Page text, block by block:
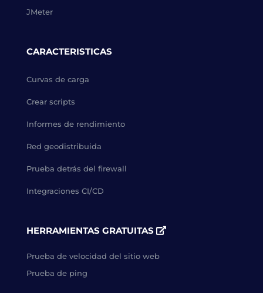
JMeter
CARACTERISTICAS
Curvas de carga
Crear scripts
Informes de rendimiento
Red geodistribuida
Prueba detrás del firewall
Integraciones CI/CD
HERRAMIENTAS GRATUITAS
Prueba de velocidad del sitio web
Prueba de ping